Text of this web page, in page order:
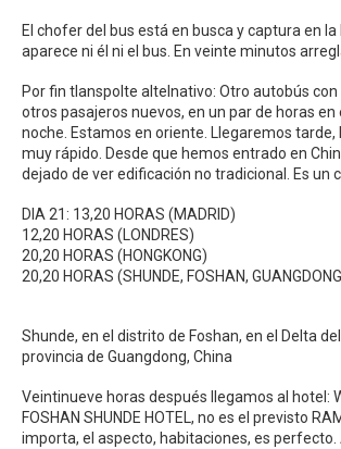
El chofer del bus está en busca y captura en la
aparece ni él ni el bus. En veinte minutos
Por fin tlanspolte altelnativo: Otro autobús
otros pasajeros nuevos, en un par de horas en
noche. Estamos en oriente. Llegaremos tarde,
muy rápido. Desde que hemos entrado en
dejado de ver edificación no tradicional. Es un
DIA 21: 13,20 HORAS (MADRID)
12,20 HORAS (LONDRES)
20,20 HORAS (HONGKONG)
20,20 HORAS (SHUNDE, FOSHAN,
Shunde, en el distrito de Foshan, en el Delta
provincia de Guangdong, China
Veintinueve horas después llegamos al hotel:
FOSHAN SHUNDE HOTEL, no es el previsto
importa, el aspecto, habitaciones, es perfecto.